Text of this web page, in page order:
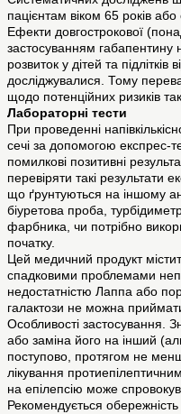
пацієнтам віком 65 років
Ефекти довгострокової
застосуванням габапентину
розвиток у дітей та
досліджувалися. Тому
щодо потенційних ризиків
Лабораторні тести
При проведенні
сечі за допомогою експрес-
помилкові позитивні
перевіряти такі результати
що ґрунтуються на іншому
біуретова проба,
фарбника, чи потрібно
початку.
Цей медичний продукт
спадковими проблемами
недостатністю Лаппа або
галактози не можна
Особливості застосування.
або заміна його на інший
поступово, протягом не
лікування
на епілепсію може
Рекомендується обережність